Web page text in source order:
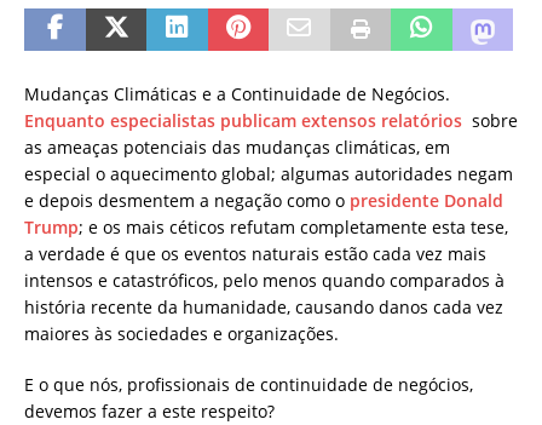
Mudanças Climáticas e a Continuidade de Negócios.
Enquanto especialistas publicam extensos relatórios sobre
as ameaças potenciais das mudanças climáticas, em
especial o aquecimento global; algumas autoridades negam
e depois desmentem a negação como o presidente Donald
Trump; e os mais céticos refutam completamente esta tese,
a verdade é que os eventos naturais estão cada vez mais
intensos e catastróficos, pelo menos quando comparados à
história recente da humanidade, causando danos cada vez
maiores às sociedades e organizações.
E o que nós, profissionais de continuidade de negócios,
devemos fazer a este respeito?